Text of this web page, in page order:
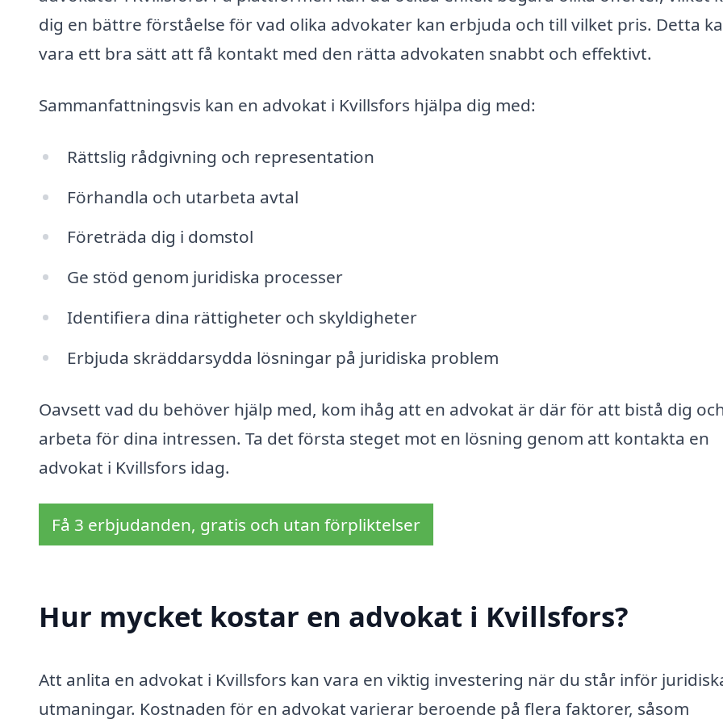
dig en bättre förståelse för vad olika advokater kan erbjuda och till vilket pris. Detta
vara ett bra sätt att få kontakt med den rätta advokaten snabbt och effektivt.
Sammanfattningsvis kan en advokat i Kvillsfors hjälpa dig med:
Rättslig rådgivning och representation
Förhandla och utarbeta avtal
Företräda dig i domstol
Ge stöd genom juridiska processer
Identifiera dina rättigheter och skyldigheter
Erbjuda skräddarsydda lösningar på juridiska problem
Oavsett vad du behöver hjälp med, kom ihåg att en advokat är där för att bistå dig
arbeta för dina intressen. Ta det första steget mot en lösning genom att kontakta en
advokat i Kvillsfors idag.
Få 3 erbjudanden, gratis och utan förpliktelser
Hur mycket kostar en advokat i Kvillsfors?
Att anlita en advokat i Kvillsfors kan vara en viktig investering när du står inför
utmaningar. Kostnaden för en advokat varierar beroende på flera faktorer, såsom